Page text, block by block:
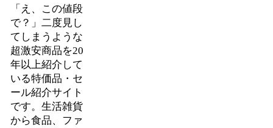
「え、この値段
で？」二度見し
てしまうような
超激安商品を20
年以上紹介して
いる特価品・セ
ール紹介サイト
です。生活雑貨
から食品、ファ